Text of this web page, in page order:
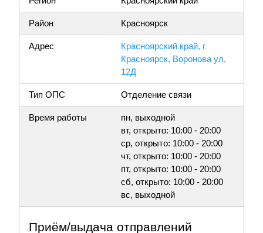
Район Красноярск
Адрес
Красноярский край, г
Красноярск, Воронова ул,
12Д
Тип ОПС Отделение связи
Время работы
пн, выходной
вт, открыто: 10:00 - 20:00
ср, открыто: 10:00 - 20:00
чт, открыто: 10:00 - 20:00
пт, открыто: 10:00 - 20:00
сб, открыто: 10:00 - 20:00
вс, выходной
Приём/выдача отправлений